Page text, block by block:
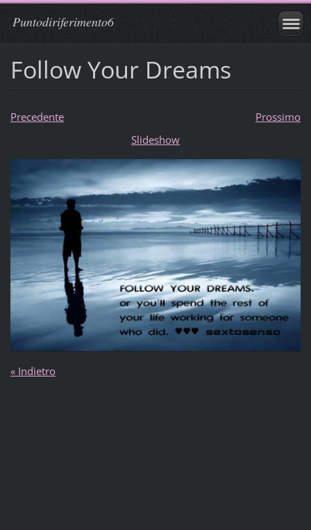
Puntodiriferimento6
Follow Your Dreams
Precedente
Prossimo
Slideshow
« Indietro